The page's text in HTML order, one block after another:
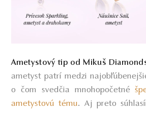
Ametystový tip od Mikuš
ametyst patrí medzi
o čom svedčia mnohopočetné
ametystovú tému. Aj preto